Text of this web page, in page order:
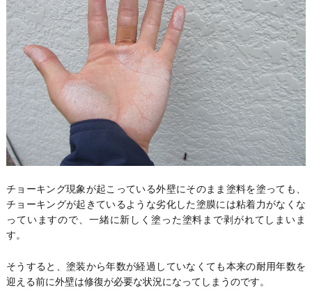
チョーキング現象が起こっている外壁にそのまま塗料を塗っても、
チョーキングが起きているような劣化した塗膜には粘着力がなくな
っていますので、一緒に新しく塗った塗料まで剥がれてしまいま
す。
そうすると、塗装から年数が経過していなくても本来の耐用年数を
迎える前に外壁は修復が必要な状況になってしまうのです。